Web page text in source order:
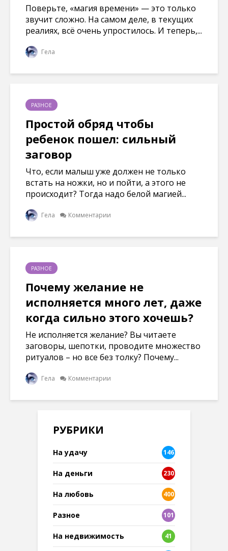
Поверьте, «магия времени» — это только
звучит сложно. На самом деле, в текущих
реалиях, всё очень упростилось. И теперь,...
Гела
РАЗНОЕ
Простой обряд чтобы
ребенок пошел: сильный
заговор
Что, если малыш уже должен не только
встать на ножки, но и пойти, а этого не
происходит? Тогда надо белой магией...
Гела Комментарии
РАЗНОЕ
Почему желание не
исполняется много лет, даже
когда сильно этого хочешь?
Не исполняется желание? Вы читаете
заговоры, шепотки, проводите множество
ритуалов – но все без толку? Почему...
Гела Комментарии
РУБРИКИ
На удачу 146
На деньги 230
На любовь 400
Разное
101
8
На недвижимость 41